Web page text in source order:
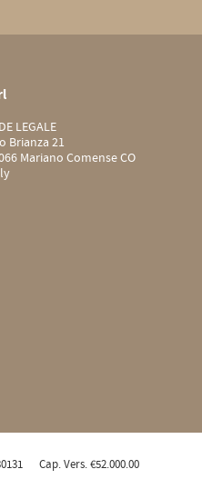
LEGALE
Brianza 21
Mariano Comense CO
Cap. Vers. €52.000.00